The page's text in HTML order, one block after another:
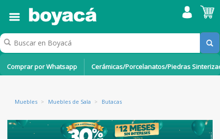
Comprar por Whatsapp Cerámicas/Porcelanatos/Piedras
Muebles > Muebles de Sala > Butacas